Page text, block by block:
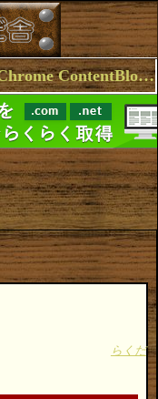
日誌の検索 [タグ:Browser Opera Chrome ContentBlockHelper] 1～10(12件中)
らくだ